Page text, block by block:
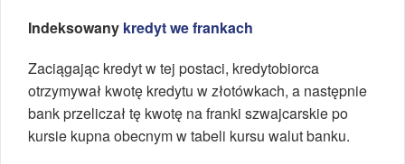
Indeksowany kredyt we frankach
Zaciągając kredyt w tej postaci, kredytobiorca
otrzymywał kwotę kredytu w złotówkach, a następnie
bank przeliczał tę kwotę na franki szwajcarskie po
kursie kupna obecnym w tabeli kursu walut banku.